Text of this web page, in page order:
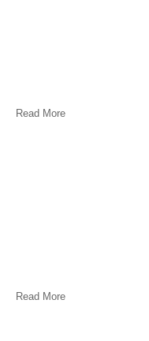
Read More
Read More